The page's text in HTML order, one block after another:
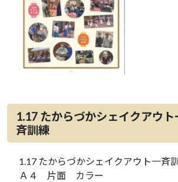
1.17 たからづかシェイクアウト
斉訓練
1.17 たからづかシェイクアウト一斉
Ａ４ 片面 カラー